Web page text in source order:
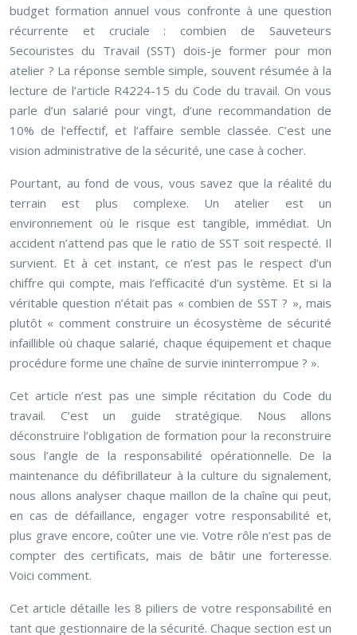
budget formation annuel vous confronte à une question
récurrente et cruciale : combien de Sauveteurs
Secouristes du Travail (SST) dois-je former pour mon
atelier ? La réponse semble simple, souvent résumée à la
lecture de l’article R4224-15 du Code du travail. On vous
parle d’un salarié pour vingt, d’une recommandation de
10% de l’effectif, et l’affaire semble classée. C’est une
vision administrative de la sécurité, une case à cocher.
Pourtant, au fond de vous, vous savez que la réalité du
terrain est plus complexe. Un atelier est un
environnement où le risque est tangible, immédiat. Un
accident n’attend pas que le ratio de SST soit respecté. Il
survient. Et à cet instant, ce n’est pas le respect d’un
chiffre qui compte, mais l’efficacité d’un système. Et si la
véritable question n’était pas « combien de SST ? », mais
plutôt « comment construire un écosystème de sécurité
infaillible où chaque salarié, chaque équipement et chaque
procédure forme une chaîne de survie ininterrompue ? ».
Cet article n’est pas une simple récitation du Code du
travail. C’est un guide stratégique. Nous allons
déconstruire l’obligation de formation pour la reconstruire
sous l’angle de la responsabilité opérationnelle. De la
maintenance du défibrillateur à la culture du signalement,
nous allons analyser chaque maillon de la chaîne qui peut,
en cas de défaillance, engager votre responsabilité et,
plus grave encore, coûter une vie. Votre rôle n’est pas de
compter des certificats, mais de bâtir une forteresse.
Voici comment.
Cet article détaille les 8 piliers de votre responsabilité en
tant que gestionnaire de la sécurité. Chaque section est un